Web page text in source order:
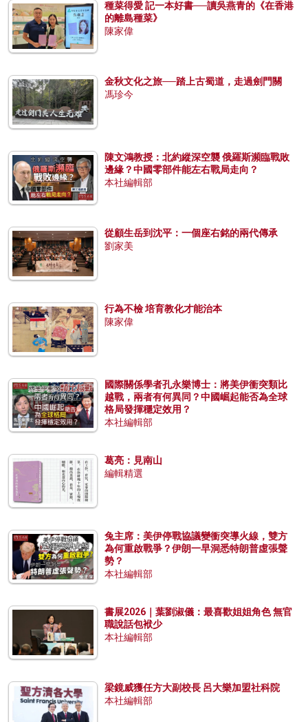
種菜得愛 記一本好書──讀吳燕青的《在香港
的離島種菜》
陳家偉
金秋文化之旅──踏上古蜀道，走過劍門關
馮珍今
陳文鴻教授：北約縱深空襲 俄羅斯瀕臨戰敗
邊緣？中國零部件能左右戰局走向？
本社編輯部
從顧生岳到沈平：一個座右銘的兩代傳承
劉家美
行為不檢 培育教化才能治本
陳家偉
國際關係學者孔永樂博士：將美伊衝突類比
越戰，兩者有何異同？中國崛起能否為全球
格局發揮穩定效用？
本社編輯部
葛亮：見南山
編輯精選
兔主席：美伊停戰協議變衝突導火線，雙方
為何重啟戰爭？伊朗一早洞悉特朗普虛張聲
勢？
本社編輯部
書展2026｜葉劉淑儀：最喜歡姐姐角色 無官
職說話包袱少
本社編輯部
梁鏡威獲任方大副校長 呂大樂加盟社科院
本社編輯部